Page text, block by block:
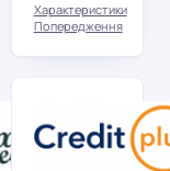
Характеристики
Попередження
АлексКредит